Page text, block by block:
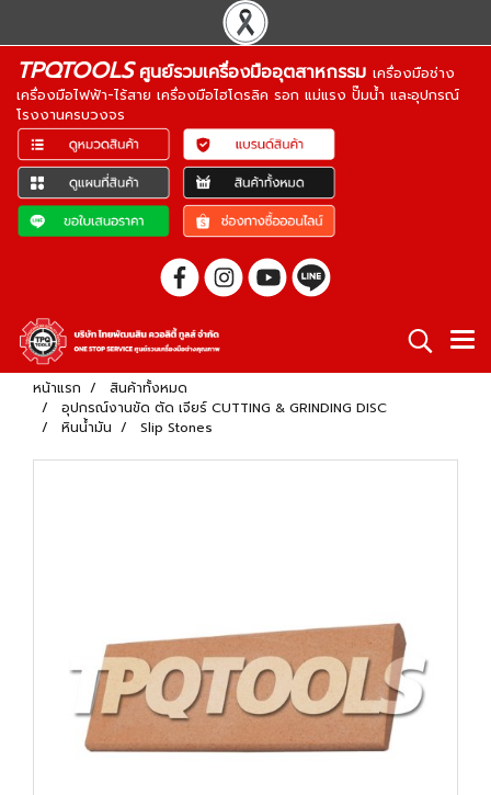
TPQTOOLSศูนย์รวมเครื่องมืออุตสาหกรรม เครื่องมือช่าง
เครื่องมือไฟฟ้า-ไร้สาย เครื่องมือไฮโดรลิค รอก แม่แรง ปั๊มน้ำ และอุปกรณ์
โรงงานครบวงจร
หน้าแรก
สินค้าทั้งหมด
อุปกรณ์งานขัด ตัด เจียร์ CUTTING & GRINDING DISC
หินน้ำมัน
Slip Stones